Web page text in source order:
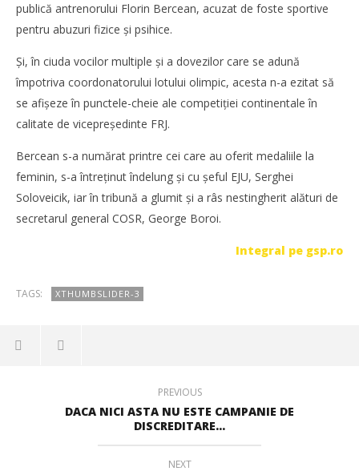
NOW VIEWING
acuzatul Florin Bercean și judecătorul Boroi la
turneul Champions League la judo
17
ianuarie
2021
publică antrenorului Florin Bercean, acuzat de foste sportive
pentru abuzuri fizice și psihice.
Și, în ciuda vocilor multiple și a dovezilor care se adună
împotriva coordonatorului lotului olimpic, acesta n-a ezitat să
se afișeze în punctele-cheie ale competiției continentale în
calitate de vicepreședinte FRJ.
Bercean s-a numărat printre cei care au oferit medaliile la
feminin, s-a întreținut îndelung și cu șeful EJU, Serghei
Soloveicik, iar în tribună a glumit și a râs nestingherit alături de
secretarul general COSR, George Boroi.
Integral pe gsp.ro
TAGS: XTHUMBSLIDER-3
PREVIOUS
DACA NICI ASTA NU ESTE CAMPANIE DE
DISCREDITARE...
NEXT